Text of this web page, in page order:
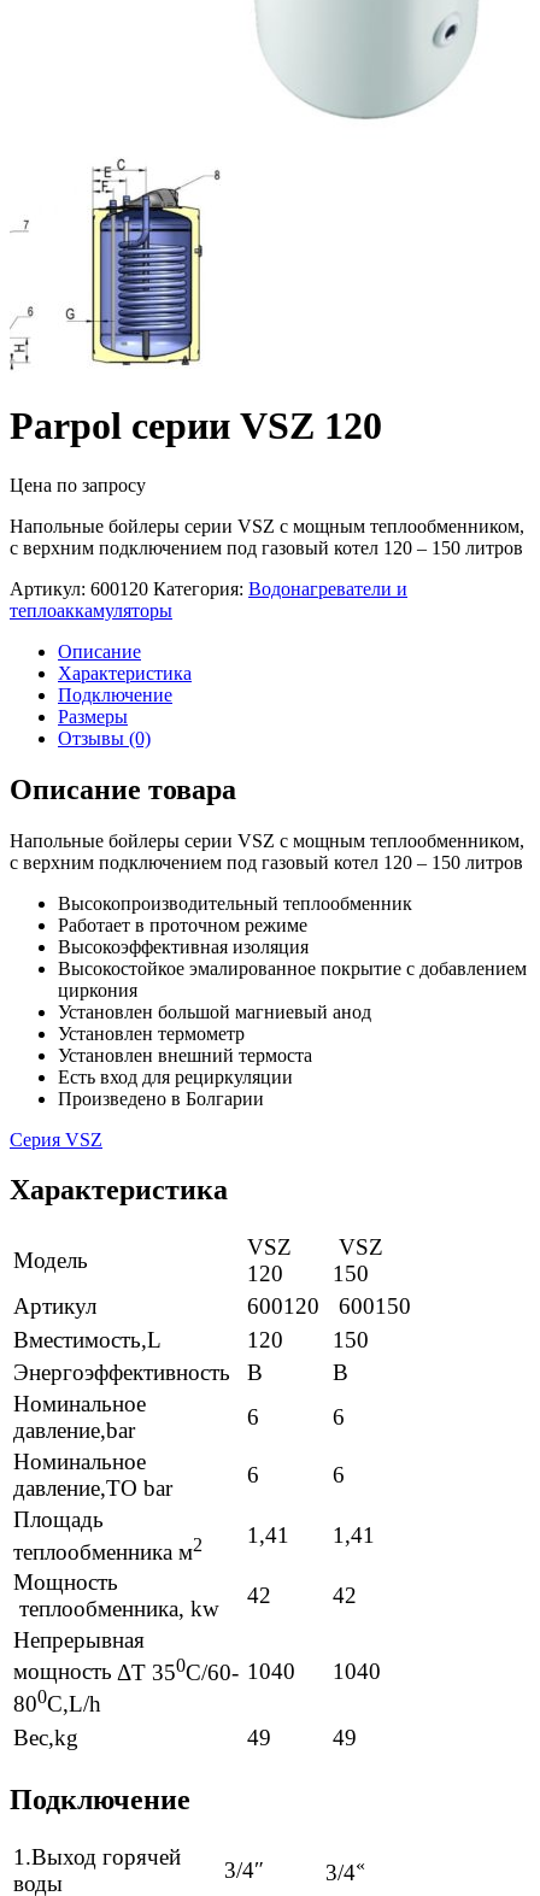
Parpol серии VSZ 120
Цена по запросу
Напольные бойлеры серии VSZ с мощным теплообменником,
с верхним подключением под газовый котел 120 – 150 литров
Артикул: 600120 Категория: Водонагреватели и
теплоаккамуляторы
Описание
Характеристика
Подключение
Размеры
Отзывы (0)
Описание товара
Напольные бойлеры серии VSZ с мощным теплообменником,
с верхним подключением под газовый котел 120 – 150 литров
Высокопроизводительный теплообменник
Работает в проточном режиме
Высокоэффективная изоляция
Высокостойкое эмалированное покрытие с добавлением
циркония
Установлен большой магниевый анод
Установлен термометр
Установлен внешний термоста
Есть вход для рециркуляции
Произведено в Болгарии
Серия VSZ
Характеристика
Модель
VSZ
120
VSZ
150
Артикул
600120
600150
Вместимость,L
120
150
Энергоэффективность
В
В
Номинальное
давление,bar
6
6
Номинальное
давление,TO bar
6
6
Площадь
теплообменника м2 1,41
1,41
Мощность
теплообменника, kw
42
42
Непрерывная
мощность ΔT 350C/60-
800C,L/h
1040 1040
Вес,kg 49 49
Подключение
1.Выход горячей
воды
3/4″ 3/4«